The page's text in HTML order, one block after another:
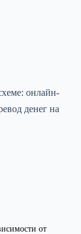
онлайн-
денег на
от